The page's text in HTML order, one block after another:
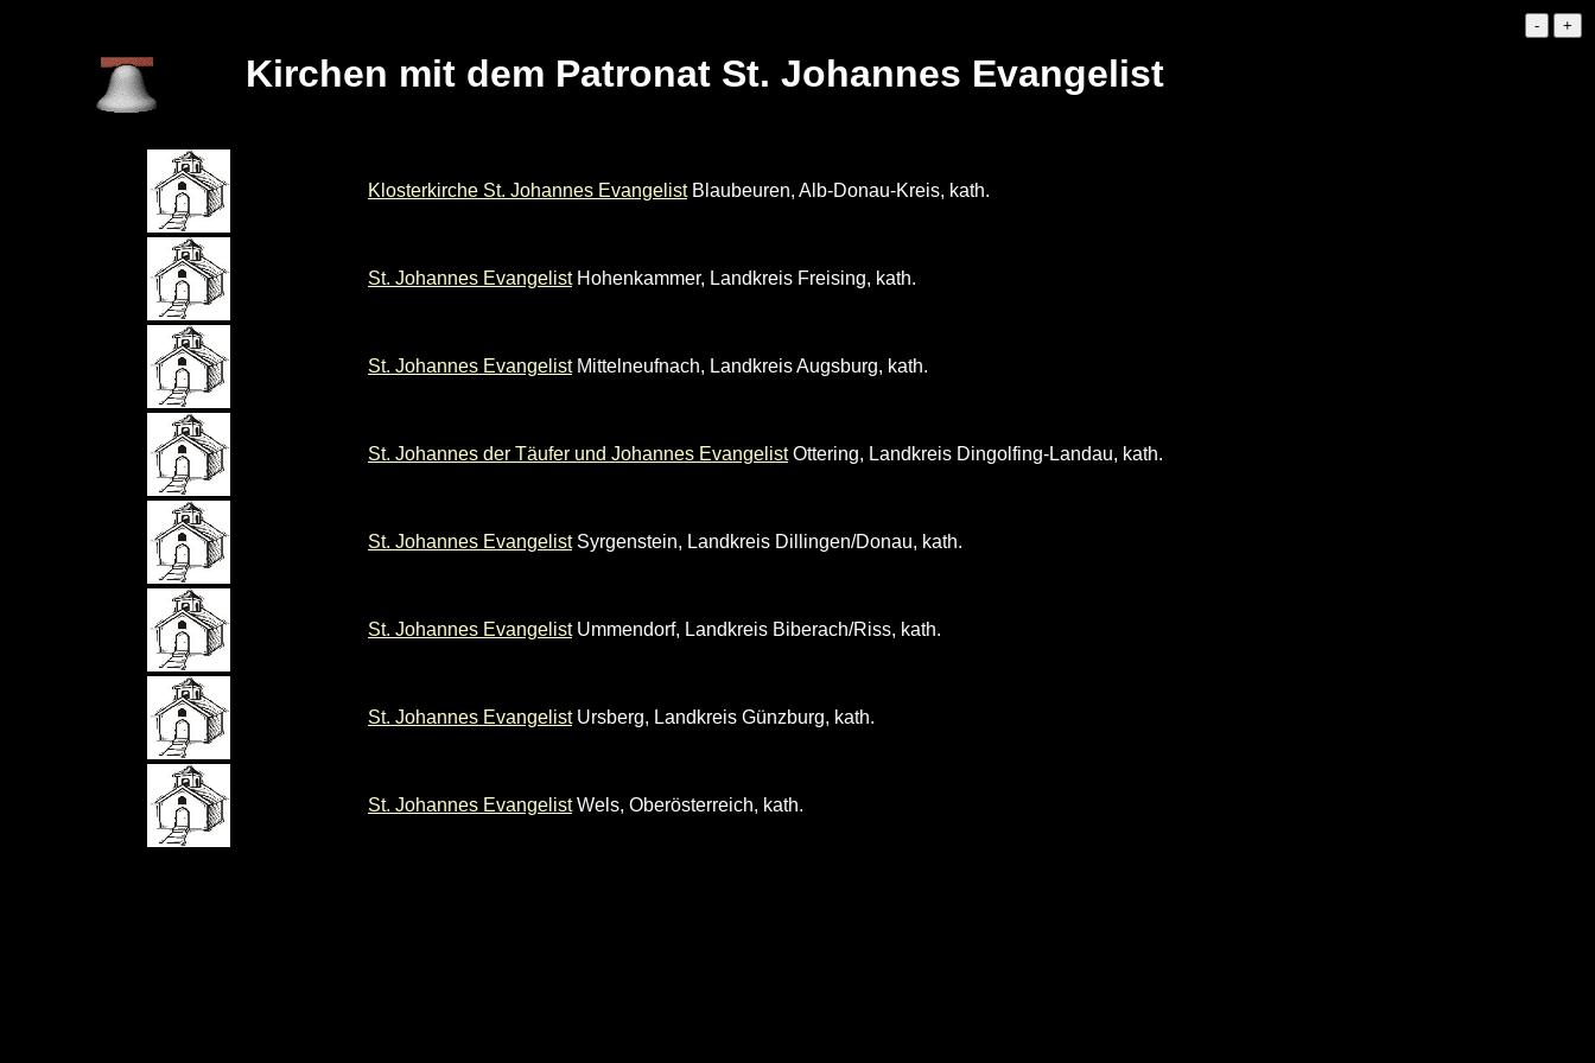
Kirchen mit dem Patronat St. Johannes Evangelist
Klosterkirche St. Johannes EvangelistBlaubeuren, Alb-Donau-Kreis, kath.
St. Johannes EvangelistHohenkammer, Landkreis Freising, kath.
St. Johannes EvangelistMittelneufnach, Landkreis Augsburg, kath.
St. Johannes der Täufer und Johannes EvangelistOttering, Landkreis Dingolfing-Landau, kath.
St. Johannes EvangelistSyrgenstein, Landkreis Dillingen/Donau, kath.
St. Johannes EvangelistUmmendorf, Landkreis Biberach/Riss, kath.
St. Johannes EvangelistUrsberg, Landkreis Günzburg, kath.
St. Johannes EvangelistWels, Oberösterreich, kath.